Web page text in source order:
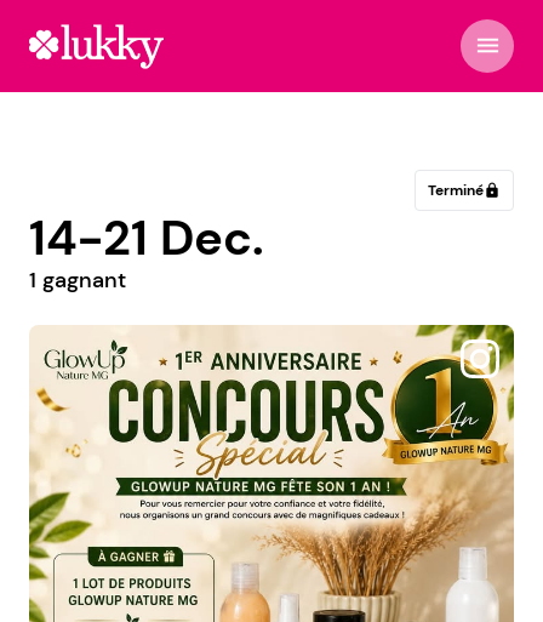
menu
Terminélock
14-21 Dec.
1 gagnant
@mavieenloireatlantique